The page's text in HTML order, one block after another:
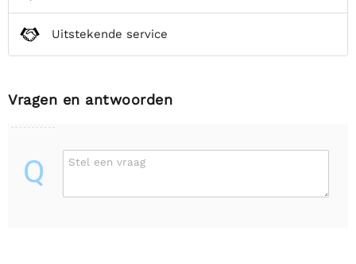
Uitstekende service
Vragen en antwoorden
Q Stel een vraag